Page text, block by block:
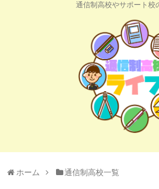
通信制高校やサポート校
ホーム 通信制高校一覧